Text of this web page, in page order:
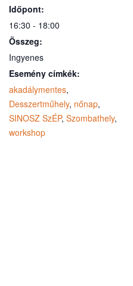
Időpont:
16:30 - 18:00
Összeg:
Ingyenes
Esemény címkék:
akadálymentes,
Desszertműhely, nőnap,
SINOSZ SzÉP, Szombathely,
workshop